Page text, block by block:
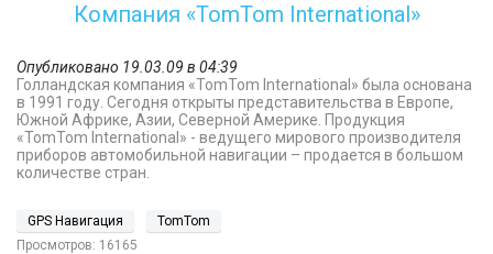
Компания «TomTom International»
Опубликовано 19.03.09 в 04:39
Голландская компания «TomTom International» была основана
в 1991 году. Сегодня открыты представительства в Европе,
Южной Африке, Азии, Северной Америке. Продукция
«TomTom International» - ведущего мирового производителя
приборов автомобильной навигации – продается в большом
количестве стран.
GPS Навигация
TomTom
Просмотров: 16165